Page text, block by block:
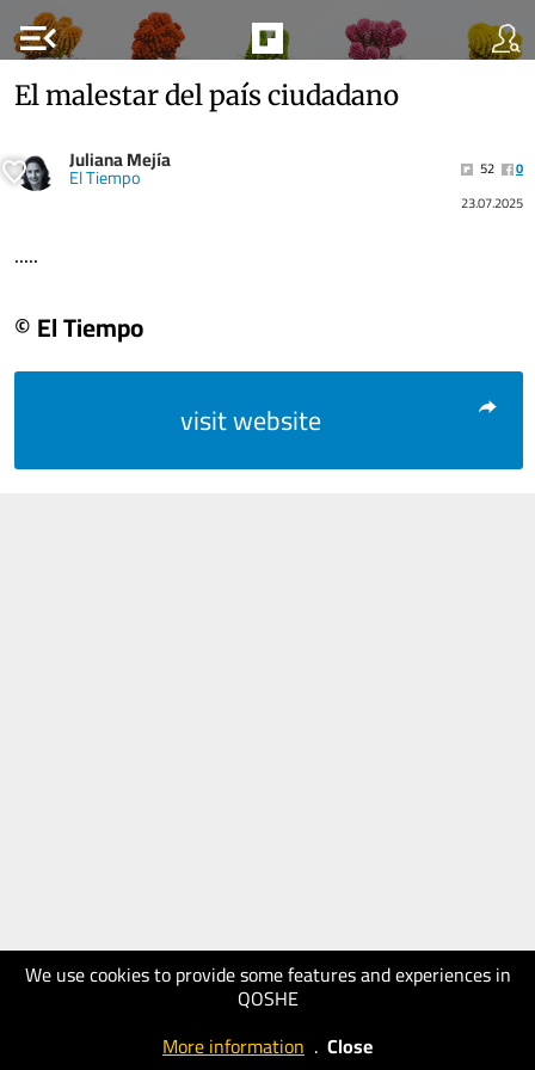
menu_open
We use cookies to provide some features and experiences in
QOSHE
More information . Close
El malestar del país ciudadano
Juliana Mejía
El Tiempo 52
0
23.07.2025
.....
© El Tiempo
visit website